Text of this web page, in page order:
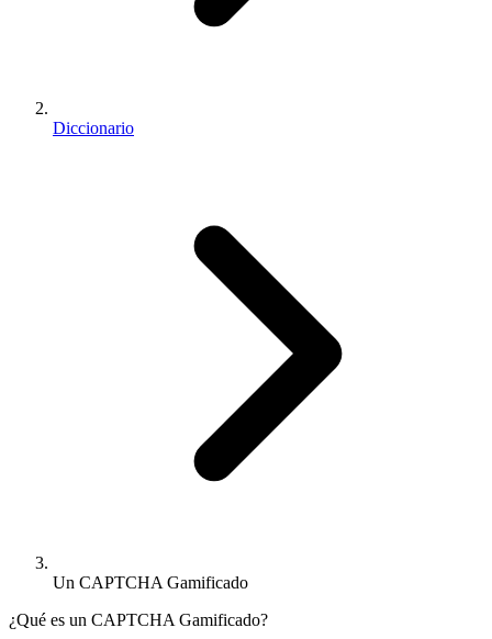
Diccionario
Un CAPTCHA Gamificado
¿Qué es un CAPTCHA Gamificado?